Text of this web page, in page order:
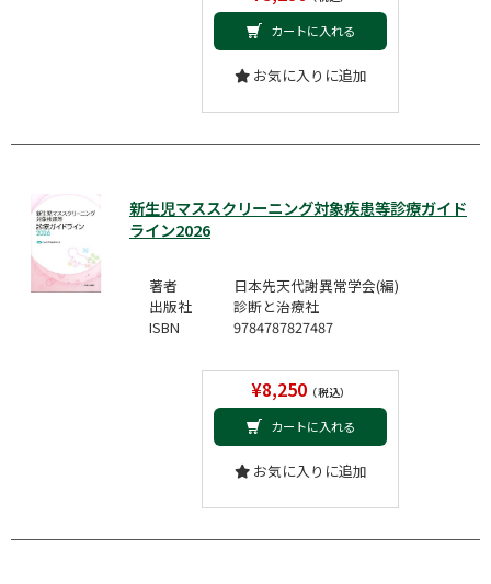
カートに入れる
お気に入りに追加
新生児マススクリーニング対象疾患等診療ガイド
ライン2026
著者
日本先天代謝異常学会(編)
出版社
診断と治療社
ISBN
9784787827487
¥8,250（税込）
カートに入れる
お気に入りに追加